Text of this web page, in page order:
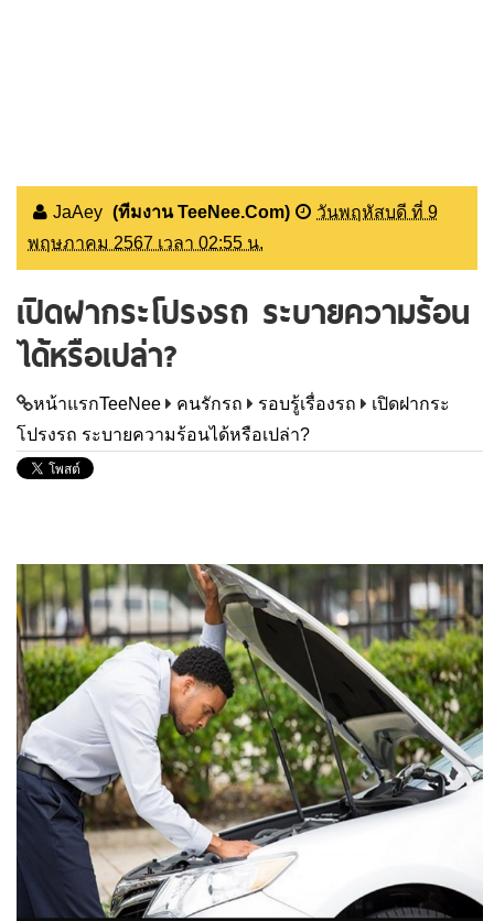
JaAey (ทีมงาน TeeNee.Com)
วันพฤหัสบดี ที่ 9
พฤษภาคม 2567 เวลา 02:55 น.
เปิดฝากระโปรงรถ ระบายความร้อน
ได้หรือเปล่า?
หน้าแรกTeeNee คนรักรถ รอบรู้เรื่องรถ
เปิดฝากระ
โปรงรถ ระบายความร้อนได้หรือเปล่า?